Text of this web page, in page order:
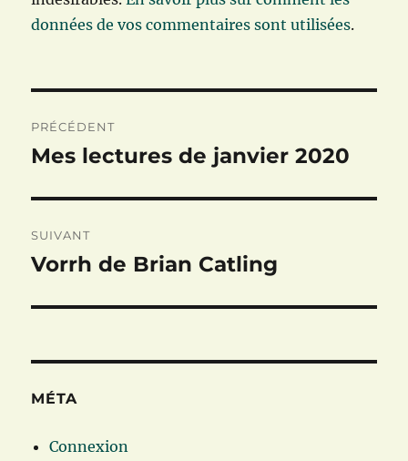
données de vos commentaires sont utilisées.
de
PRÉCÉDENT
Publication
Mes lectures de janvier 2020
SUIVANT
Publication
Vorrh de Brian Catling
MÉTA
Connexion